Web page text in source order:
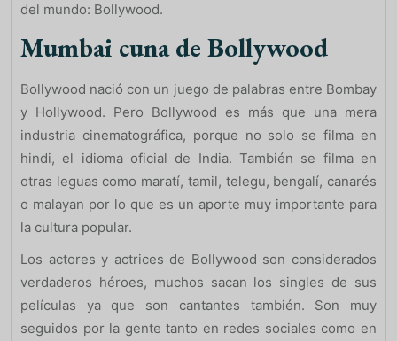
del mundo: Bollywood.
Mumbai cuna de Bollywood
Bollywood nació con un juego de palabras entre Bombay
y Hollywood. Pero Bollywood es más que una mera
industria cinematográfica, porque no solo se filma en
hindi, el idioma oficial de India. También se filma en
otras leguas como maratí, tamil, telegu, bengalí, canarés
o malayan por lo que es un aporte muy importante para
la cultura popular.
Los actores y actrices de Bollywood son considerados
verdaderos héroes, muchos sacan los singles de sus
películas ya que son cantantes también. Son muy
seguidos por la gente tanto en redes sociales como en